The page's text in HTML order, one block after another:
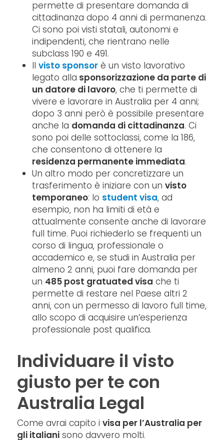
permette di presentare domanda di
cittadinanza dopo 4 anni di permanenza.
Ci sono poi visti statali, autonomi e
indipendenti, che rientrano nelle
subclass 190 e 491.
Ilvisto sponsor è un visto lavorativo
legato alla sponsorizzazione da parte di
un datore di lavoro, che ti permette di
vivere e lavorare in Australia per 4 anni;
dopo 3 anni però è possibile presentare
anche la domanda di cittadinanza. Ci
sono poi delle sottoclassi, come la 186,
che consentono di ottenere la
residenza permanente immediata.
Un altro modo per concretizzare un
trasferimento è iniziare con unvisto
temporaneo: lo student visa, ad
esempio, non ha limiti di età e
attualmente consente anche di lavorare
full time. Puoi richiederlo se frequenti un
corso di lingua, professionale o
accademico e, se studi in Australia per
almeno 2 anni, puoi fare domanda per
un 485 post gratuated visa che ti
permette di restare nel Paese altri 2
anni, con un permesso di lavoro full time,
allo scopo di acquisire un’esperienza
professionale post qualifica.
Individuare il visto
giusto per te con
Australia Legal
Come avrai capito ivisa per l’Australia per
gli italiani sono davvero molti.